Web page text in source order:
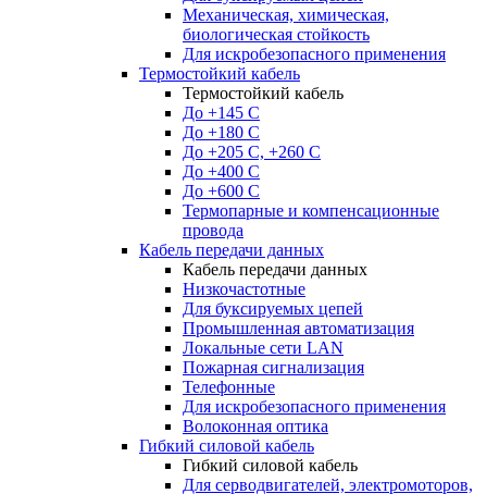
Механическая, химическая,
биологическая стойкость
Для искробезопасного применения
Термостойкий кабель
Термостойкий кабель
До +145 С
До +180 C
До +205 С, +260 С
До +400 C
До +600 С
Термопарные и компенсационные
провода
Кабель передачи данных
Кабель передачи данных
Низкочастотные
Для буксируемых цепей
Промышленная автоматизация
Локальные сети LAN
Пожарная сигнализация
Телефонные
Для искробезопасного применения
Волоконная оптика
Гибкий силовой кабель
Гибкий силовой кабель
Для серводвигателей, электромоторов,